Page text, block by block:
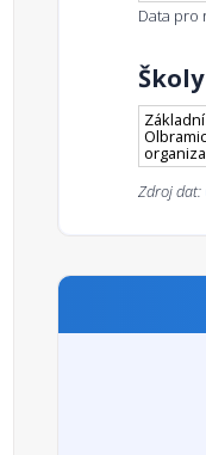
Data pro
Školy
Zdroj dat: